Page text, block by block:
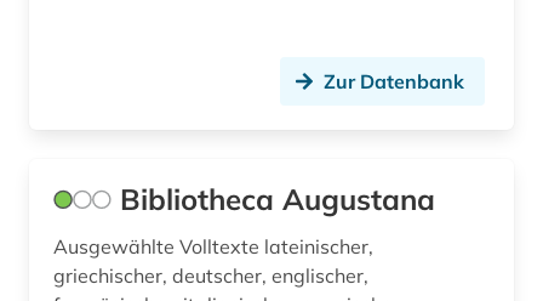
Zur Datenbank
Bibliotheca Augustana
Ausgewählte Volltexte lateinischer,
griechischer, deutscher, englischer,